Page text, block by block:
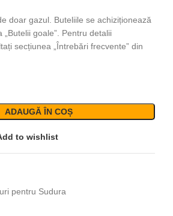
doar gazul. Buteliile se achiziționează
goale”. Pentru detalii
secțiunea „Întrebări frecvente” din
ADAUGĂ ÎN COȘ
to wishlist
pentru Sudura